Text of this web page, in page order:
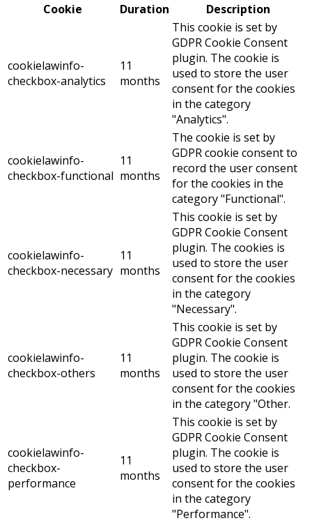
Cookie
Duration Description
cookielawinfo-
checkbox-analytics
11
months
This cookie is set by
GDPR Cookie Consent
plugin. The cookie is
used to store the user
consent for the cookies
in the category
"Analytics".
cookielawinfo-
checkbox-functional
11
months
The cookie is set by
GDPR cookie consent to
record the user consent
for the cookies in the
category "Functional".
cookielawinfo-
checkbox-necessary
11
months
This cookie is set by
GDPR Cookie Consent
plugin. The cookies is
used to store the user
consent for the cookies
in the category
"Necessary".
cookielawinfo-
checkbox-others
11
months
This cookie is set by
GDPR Cookie Consent
plugin. The cookie is
used to store the user
consent for the cookies
in the category "Other.
cookielawinfo-
checkbox-
performance
11
months
This cookie is set by
GDPR Cookie Consent
plugin. The cookie is
used to store the user
consent for the cookies
in the category
"Performance".